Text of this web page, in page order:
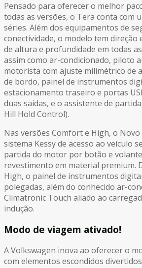
Pensado para oferecer o melhor
todas as versões, o Tera conta com
séries. Além dos equipamentos de
conectividade, o modelo tem direção
de altura e profundidade em todas
assim como ar-condicionado, piloto
motorista com ajuste milimétrico de
de bordo, painel de instrumentos
estacionamento traseiro e portas
duas saídas, e o assistente de
Hill Hold Control).
Nas versões Comfort e High, o
sistema Kessy de acesso ao veículo
partida do motor por botão e
revestimento em material premium.
High, o painel de instrumentos
polegadas, além do conhecido ar-
Climatronic Touch aliado ao
indução.
Modo de viagem ativado!
A Volkswagen inova ao oferecer o
com elementos escondidos